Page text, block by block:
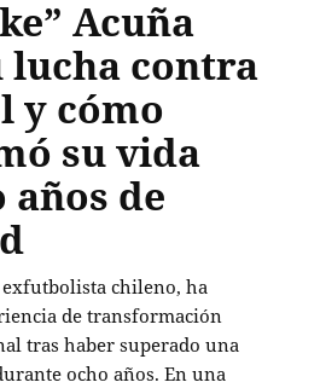
Acuña
lucha contra
y cómo
su vida
años de
exfutbolista chileno, ha
de transformación
tras haber superado una
ocho años. En una